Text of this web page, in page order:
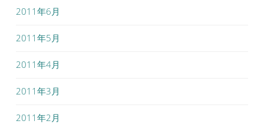
2011年6月
2011年5月
2011年4月
2011年3月
2011年2月